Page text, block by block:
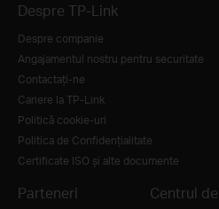
Despre TP-Link
Despre companie
Angajamentul nostru pentru securitate
Contactați-ne
Cariere la TP-Link
Politică cookie-uri
Politica de Confidențialitate
Certificate ISO și alte documente
Parteneri Centrul